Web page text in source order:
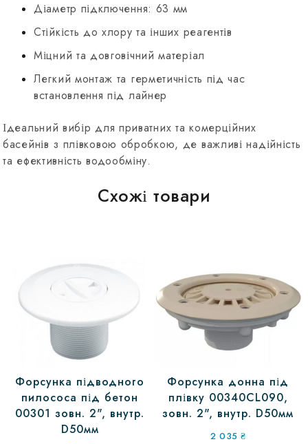
Діаметр підключення: 63 мм
Стійкість до хлору та інших реагентів
Міцний та довговічний матеріал
Легкий монтаж та герметичність під час
встановлення під лайнер
Ідеальний вибір для приватних та комерційних
басейнів з плівковою обробкою, де важливі надійність
та ефективність водообміну.
Схожі товари
Форсунка підводного
пилососа під бетон
00301 зовн. 2", внутр.
D50мм
Форсунка донна під
плівку 00340CL090,
зовн. 2", внутр. D50мм
2 035₴